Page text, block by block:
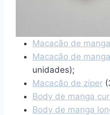
Macacão de
Macacão de
unidades);
Macacão de zíper
Body de manga
Body de manga